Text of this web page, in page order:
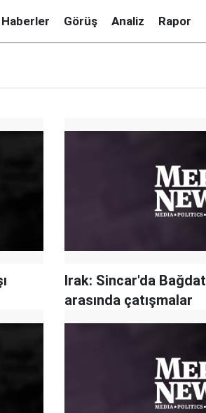
Haberler Görüş Analiz Rapor
Irak: Sincar'da
arasında çatışmalar